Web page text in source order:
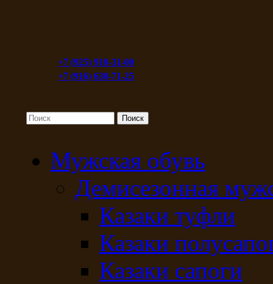
+7 (925) 910-31-00
+7 (916) 630-71-25
Мужская обувь
Демисезонная
Казаки туфли
Казаки
Казаки сапоги